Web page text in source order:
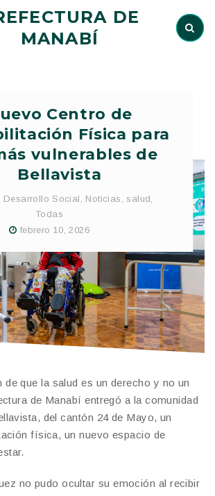
DE
MANABÍ
Centro de
Física para
vulnerables de
Bellavista
Desarrollo Social , Noticias , salud,
Todas
febrero 10, 2026
que la salud es un derecho y no un
de Manabí entregó a la comunidad
del cantón 24 de Mayo, un
física, un nuevo espacio de
no pudo ocultar su emoción al recibir